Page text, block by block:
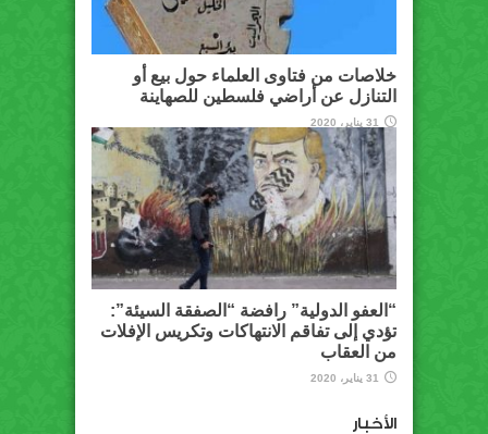
خلاصات من فتاوى العلماء حول بيع أو
التنازل عن أراضي فلسطين للصهاينة
31 يناير، 2020
“العفو الدولية” رافضة “الصفقة السيئة”:
تؤدي إلى تفاقم الانتهاكات وتكريس الإفلات
من العقاب
31 يناير، 2020
الأخبار